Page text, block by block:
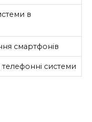
в
смартфонів
телефонні системи